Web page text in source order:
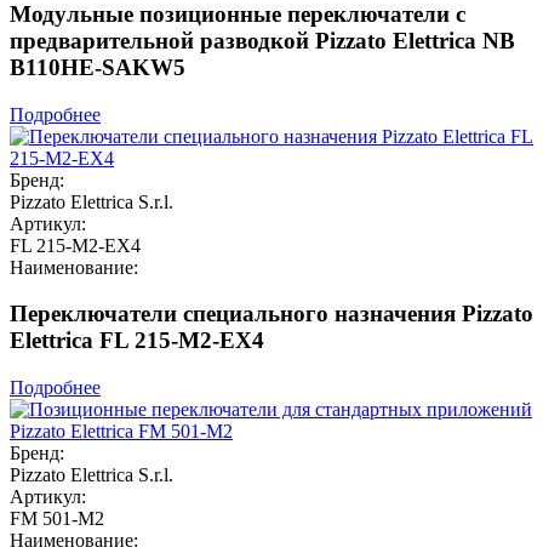
Модульные позиционные переключатели с
предварительной разводкой Pizzato Elettrica NB
B110HE-SAKW5
Подробнее
Бренд:
Pizzato Elettrica S.r.l.
Артикул:
FL 215-M2-EX4
Наименование:
Переключатели специального назначения Pizzato
Elettrica FL 215-M2-EX4
Подробнее
Бренд:
Pizzato Elettrica S.r.l.
Артикул:
FM 501-M2
Наименование: